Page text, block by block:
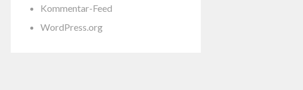
Kommentar-Feed
WordPress.org